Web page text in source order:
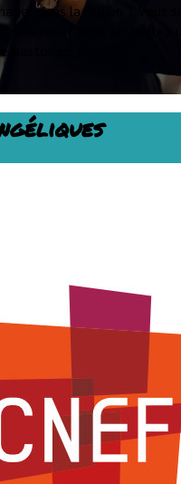
dans la région ? Vous
? Vous souhaitez
pastorale ?